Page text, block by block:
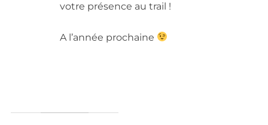
votre présence au trail !
A l’année prochaine